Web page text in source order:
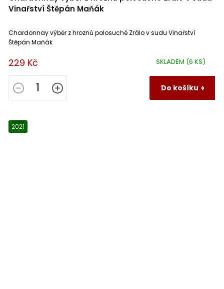
Vinařství Štěpán Maňák
SKLADEM (6 KS)
229 Kč
Do košíku
Chardonnay výběr z hroznů polosuché Zrálo v sudu Vinařství
Štěpán Maňák
2021